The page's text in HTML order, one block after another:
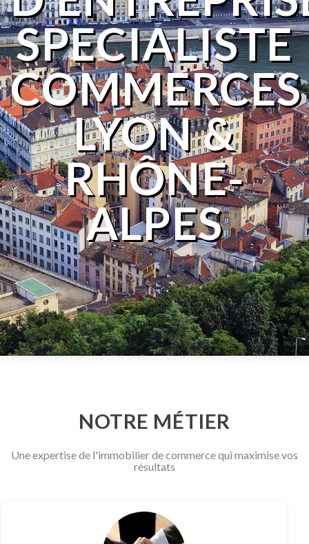
SPECIALISTE
COMMERCES
LYON &
RHÔNE-
ALPES
NOTRE MÉTIER
Une expertise de l'immobilier de commerce qui maximise vos
résultats